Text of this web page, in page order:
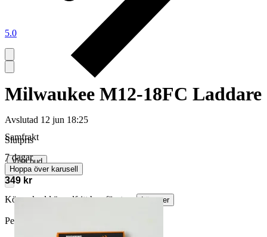
5.0
Milwaukee M12-18FC Laddare
Avslutad 12 jun 18:25
Slutpris
∙ Visa bud
349 kr
Köparskydd är valfritt hos företag. Läs mer
Per_57 vann auktionen
Samfrakt
7 dagar
Hoppa över karusell